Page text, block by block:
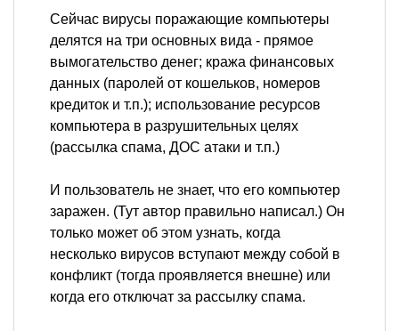
Сейчас вирусы поражающие компьютеры
делятся на три основных вида - прямое
вымогательство денег; кража финансовых
данных (паролей от кошельков, номеров
кредиток и т.п.); использование ресурсов
компьютера в разрушительных целях
(рассылка спама, ДОС атаки и т.п.)
И пользователь не знает, что его компьютер
заражен. (Тут автор правильно написал.) Он
только может об этом узнать, когда
несколько вирусов вступают между собой в
конфликт (тогда проявляется внешне) или
когда его отключат за рассылку спама.